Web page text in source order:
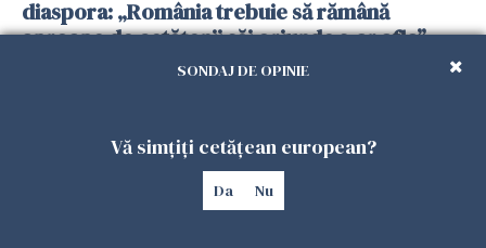
diaspora: „România trebuie să rămână
aproape de cetățenii săi oriunde s-ar afla”
SONDAJ DE OPINIE
Vă simțiți cetățean european?
Da Nu